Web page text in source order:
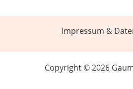
Impressum &
Copyright © 2026